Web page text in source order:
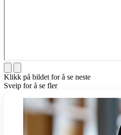
Klikk på bildet for å se neste
Sveip for å se fler